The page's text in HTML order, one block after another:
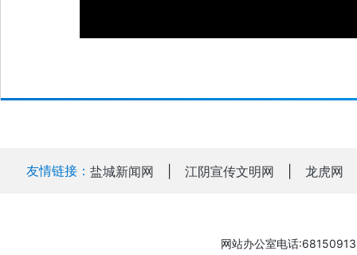
友情链接： 盐城新闻网 江阴宣传文明网 龙虎网
网站办公室电话:68150913